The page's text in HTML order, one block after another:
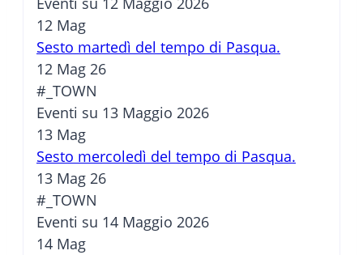
12 Mag
Sesto martedì del tempo di Pasqua.
12 Mag 26
#_TOWN
Eventi su 13 Maggio 2026
13 Mag
Sesto mercoledì del tempo di Pasqua.
13 Mag 26
#_TOWN
Eventi su 14 Maggio 2026
14 Mag